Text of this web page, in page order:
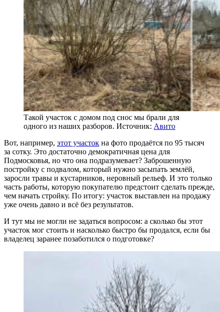
Такой участок с домом под снос мы брали для
одного из наших разборов. Источник: Авито
Вот, например, этот участок на фото продаётся по 95 тысяч
за сотку. Это достаточно демократичная цена для
Подмосковья, но что она подразумевает? Заброшенную
постройку с подвалом, который нужно засыпа́ть землёй,
заросли травы и кустарников, неровный рельеф. И это только
часть работы, которую покупателю предстоит сделать прежде,
чем начать стройку. По итогу: участок выставлен на продажу
уже очень давно и всё без результатов.
И тут мы не могли не задаться вопросом: а сколько бы этот
участок мог стоить и насколько быстро бы продался, если бы
владелец заранее позаботился о подготовке?